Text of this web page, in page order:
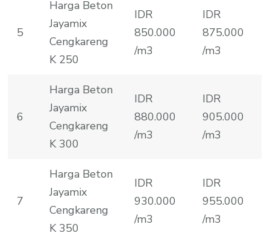
5
Harga Beton
Jayamix
Cengkareng
K 250
IDR
850.000
/m3
IDR
875.000
/m3
6
Harga Beton
Jayamix
Cengkareng
K 300
IDR
880.000
/m3
IDR
905.000
/m3
7
Harga Beton
Jayamix
Cengkareng
K 350
IDR
930.000
/m3
IDR
955.000
/m3